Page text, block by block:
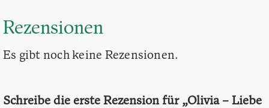
Rezensionen
Es gibt noch keine Rezensionen.
Schreibe die erste Rezension für „Olivia – Liebe